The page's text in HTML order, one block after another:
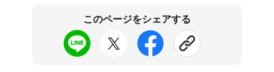
このページをシェアする